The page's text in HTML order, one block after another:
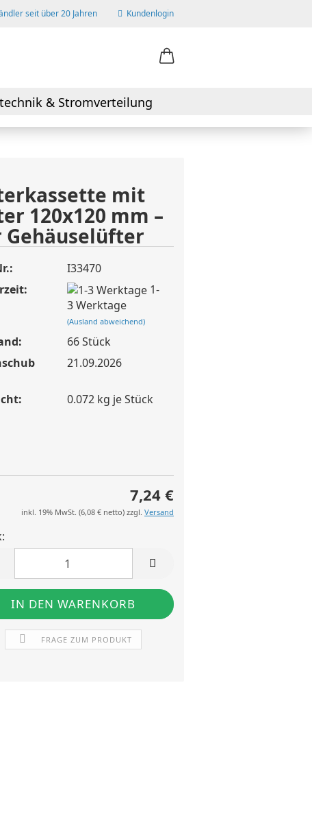
seit über 20 Jahren Kundenlogin
erstellen
vergessen?
& Stromverteilung
mit
120x120 mm –
I33470
1-
3 Werktage
(Ausland abweichend)
66Stück
21.09.2026
0.072kg je Stück
7,24 €
inkl. 19% MwSt. (6,08 € netto) zzgl. Versand
FRAGE ZUM PRODUKT